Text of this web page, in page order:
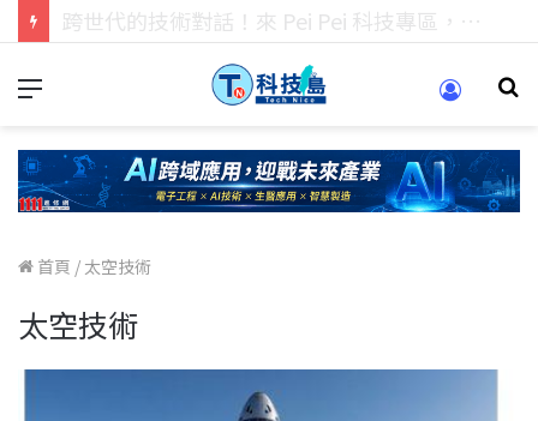
科技人的經驗傳承地！在 Pei Pei 科技專區，與學弟妹交流最硬核的技術
首頁 / 太空技術
太空技術